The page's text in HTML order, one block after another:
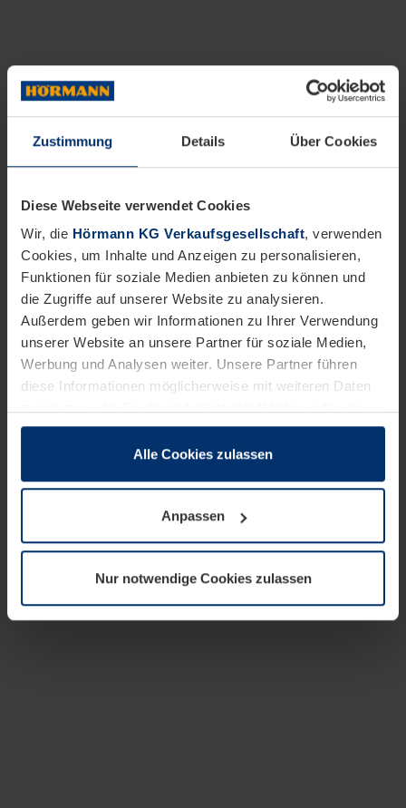
Zustimmung Details Über Cookies
Diese Webseite verwendet Cookies
Wir, die Hörmann KG Verkaufsgesellschaft, verwenden
Cookies, um Inhalte und Anzeigen zu personalisieren,
Funktionen für soziale Medien anbieten zu können und
die Zugriffe auf unserer Website zu analysieren.
Außerdem geben wir Informationen zu Ihrer Verwendung
unserer Website an unsere Partner für soziale Medien,
Werbung und Analysen weiter. Unsere Partner führen
diese Informationen möglicherweise mit weiteren Daten
sie im Rahmen Ihrer Nutzung der Dienste gesammelt
wenn diese für den Betrieb dieser Seite unbedingt
notwendig sind. Für alle anderen Cookie-Typen benötigen
wir Ihre Erlaubnis. Ihre Einwilligung können Sie jederzeit
Datenschutzerklärungunserer Website ändern oder
widerrufen.
Alle Cookies zulassen
Anpassen
Nur notwendige Cookies zulassen